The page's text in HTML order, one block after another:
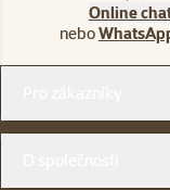
Online
nebo